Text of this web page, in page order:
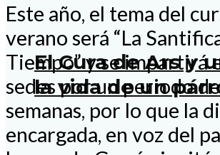
El Cura de Ars y
la vida de un
Este año, el tema del
verano será “La
Tiempo” y se impartirá
sedes por un periodo
semanas, por lo que la
encargada, en voz del